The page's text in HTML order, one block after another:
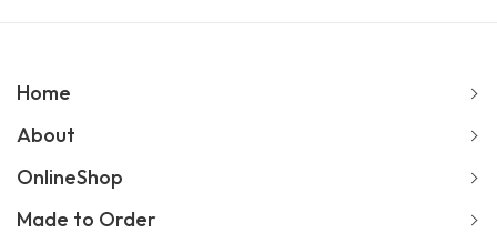
Home
About
OnlineShop
Made to Order